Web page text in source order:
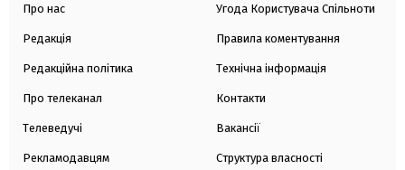
Про нас
Редакція
Редакційна політика
Про телеканал
Телеведучі
Рекламодавцям
Угода Користувача Спільноти
Правила коментування
Технічна інформація
Контакти
Вакансії
Структура власності